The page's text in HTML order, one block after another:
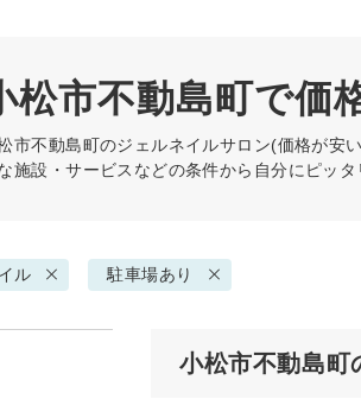
松市不動島町で価
市不動島町のジェルネイルサロン(価格が安
施設・サービスなどの条件から自分にピッ
ル 駐車場あり
小松市不動島町